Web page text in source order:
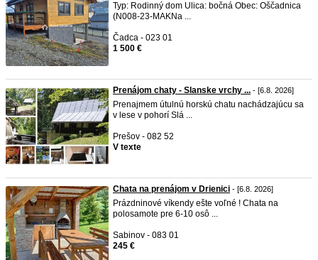
Typ: Rodinný dom Ulica: bočná Obec: Oščadnica
(N008-23-MAKNa ...
Čadca - 023 01
1 500 €
Prenájom chaty - Slanske vrchy ... - [6.8. 2026]
Prenajmem útulnú horskú chatu nachádzajúcu sa
v lese v pohorí Slá ...
Prešov - 082 52
V texte
Chata na prenájom v Drienici - [6.8. 2026]
Prázdninové víkendy ešte voľné ! Chata na
polosamote pre 6-10 osô ...
Sabinov - 083 01
245 €